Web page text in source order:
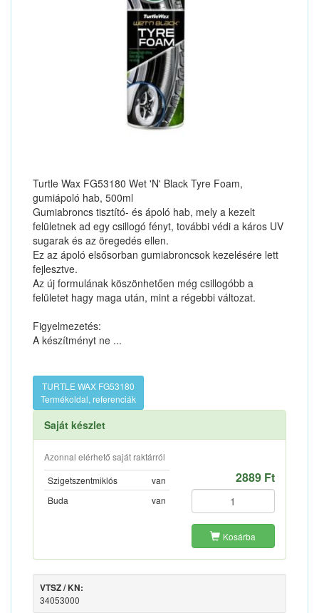
Turtle Wax FG53180 Wet 'N' Black Tyre Foam,
gumiápoló hab, 500ml
Gumiabroncs tisztító- és ápoló hab, mely a kezelt
felületnek ad egy csillogó fényt, további védi a káros UV
sugarak és az öregedés ellen.
Ez az ápoló elsősorban gumiabroncsok kezelésére lett
fejlesztve.
Az új formulának köszönhetően még csillogóbb a
felületet hagy maga után, mint a régebbi változat.
Figyelmezetés:
A készítményt ne ...
TURTLE WAX FG53180
Termékoldal, referenciák
Saját készlet
Azonnal elérhető saját raktárról
Szigetszentmiklós
van
Buda
van
2889 Ft
Kosárba
VTSZ / KN:
34053000